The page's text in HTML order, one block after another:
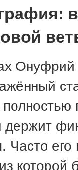
Онуфрий
держит
Часто
которой